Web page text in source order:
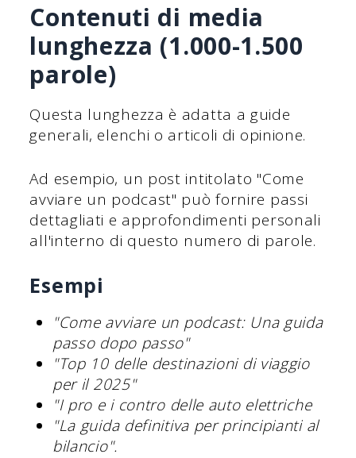
Contenuti di media
lunghezza (1.000-1.500
parole)
Questa lunghezza è adatta a guide
generali, elenchi o articoli di opinione.
Ad esempio, un post intitolato "Come
avviare un podcast" può fornire passi
dettagliati e approfondimenti personali
all'interno di questo numero di parole.
Esempi
"Come avviare un podcast: Una guida
passo dopo passo"
"Top 10 delle destinazioni di viaggio
per il 2025"
"I pro e i contro delle auto elettriche
"La guida definitiva per principianti al
bilancio".